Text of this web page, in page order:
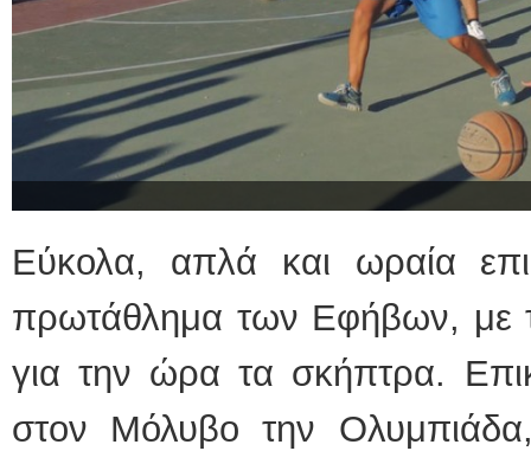
Εύκολα, απλά και ωραία
πρωτάθλημα των Εφήβων, με
για την ώρα τα σκήπτρα.
στον Μόλυβο την